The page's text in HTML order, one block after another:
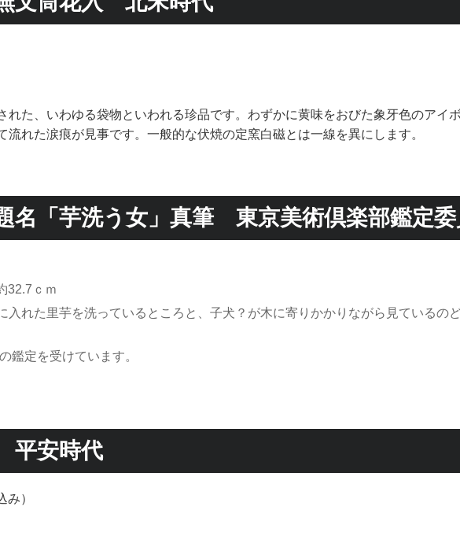
た、いわゆる袋物といわれる珍品です。わずかに黄味をおびた象牙色のアイ
れた涙痕が見事です。一般的な伏焼の定窯白磁とは一線を異にします。
「芋洗う女」真筆 東京美術倶楽部鑑定委
ｃｍ
れた里芋を洗っているところと、子犬？が木に寄りかかりながら見ているのど
鑑定を受けています。
安時代
み）